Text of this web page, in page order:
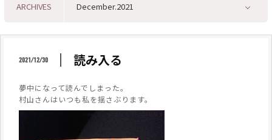
ARCHIVES
2021/12/30 読み入る
夢中になって読んでしまった。
村山さんはいつも私を揺さぶります。